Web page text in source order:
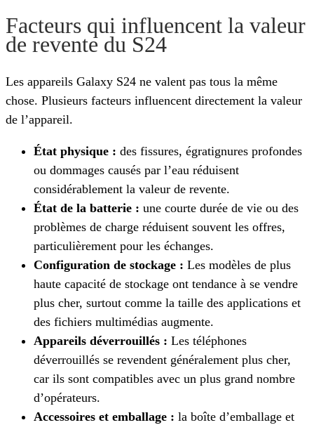
Facteurs qui influencent la valeur
de revente du S24
Les appareils Galaxy S24 ne valent pas tous la même
chose. Plusieurs facteurs influencent directement la valeur
de l’appareil.
État physique : des fissures, égratignures profondes
ou dommages causés par l’eau réduisent
considérablement la valeur de revente.
État de la batterie : une courte durée de vie ou des
problèmes de charge réduisent souvent les offres,
particulièrement pour les échanges.
Configuration de stockage : Les modèles de plus
haute capacité de stockage ont tendance à se vendre
plus cher, surtout comme la taille des applications et
des fichiers multimédias augmente.
Appareils déverrouillés : Les téléphones
déverrouillés se revendent généralement plus cher,
car ils sont compatibles avec un plus grand nombre
d’opérateurs.
Accessoires et emballage : la boîte d’emballage et